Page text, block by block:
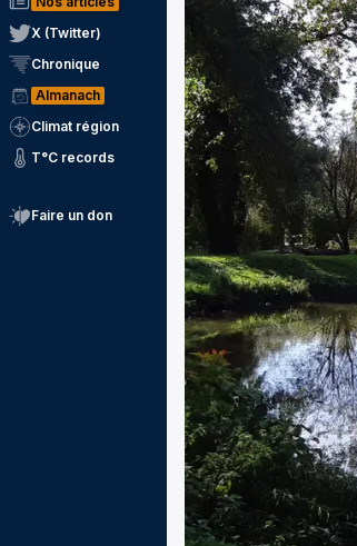
X (Twitter)
Chronique
Almanach
Climat région
T°C records
Faire un don